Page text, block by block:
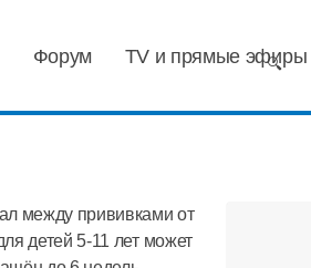
Форум TV и прямые эфиры